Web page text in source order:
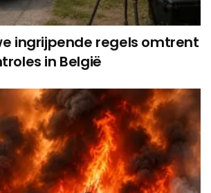
ingrijpende regels omtrent
in België